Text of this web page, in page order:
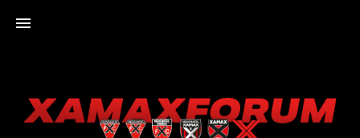
XAMAXFORUM